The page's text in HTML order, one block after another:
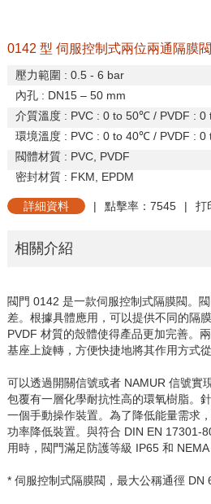
0142 型 伺服控制式兩位兩通隔膜閥
壓力範圍 : 0.5 - 6 bar
內孔: DN15 – 50 mm
介質溫度: PVC : 0 to 50℃/ PVDF : 0
環境溫度: PVC : 0 to 40℃/ PVDF : 0
閥體材質: PVC, PVDF
密封材質: FKM, EPDM
詳細資料 | 點擊率：7545 | 打
相關介紹
閥門 0142 是一款伺服控制式隔膜閥。
差。根據具體應用，可以提供不同的隔
PVDF 材質的殼體使得產品更加完善。
基座上旋轉，方便快捷地將其作用方式從
可以透過開關信號或者NAMUR 信號實
包覆有一層化學耐抗性高的環氧樹脂。
一個手動操作裝置。為了降低能量需求
功率降低裝置。與符合 DIN EN 17301-
用時，閥門滿足防護等級 IP65 和
* 伺服控制式隔膜閥，最大公稱通徑 DN